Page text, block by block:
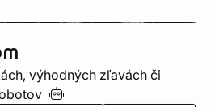
výhodných zľavách či